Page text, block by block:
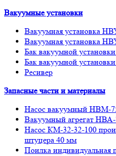
Вакуумные установки
Вакуумная установка
Вакуумная установка
Бак вакуумной
Бак вакуумной
Ресивер
Запасные части и материалы
Насос вакуумный НВМ-
Вакуумный агрегат
Насос КМ-32-32-100
штуцера 40 мм
Поилка индивидуальная